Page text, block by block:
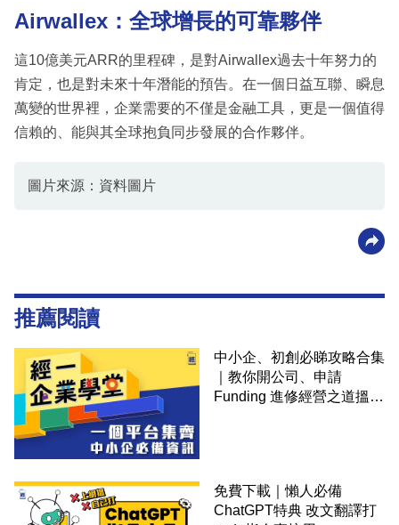
Airwallex：全球增長的可靠夥伴
這10億美元ARR的里程碑，是對Airwallex過去十年努力的
肯定，也是對未來十年潛能的預告。在一個日益互聯、瞬息
萬變的世界裡，企業需要的不僅是金融工具，更是一個值得
信賴的、能與其全球抱負同步發展的合作夥伴。
圖片來源：資料圖片
推薦閱讀
中小企、初創必睇攻略合集
｜教你開公司、申請
Funding 進修經營之道搵大
免費下載｜懶人必備
ChatGPT特典 改文翻譯打